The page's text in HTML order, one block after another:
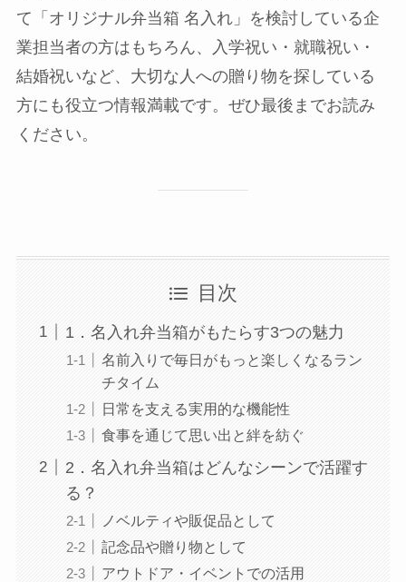
て「オリジナル弁当箱 名入れ」を検討している企
業担当者の方はもちろん、入学祝い・就職祝い・
結婚祝いなど、大切な人への贈り物を探している
方にも役立つ情報満載です。ぜひ最後までお読み
ください。
目次
1．名入れ弁当箱がもたらす3つの魅力
名前入りで毎日がもっと楽しくなるラン
チタイム
日常を支える実用的な機能性
食事を通じて思い出と絆を紡ぐ
2．名入れ弁当箱はどんなシーンで活躍す
る？
ノベルティや販促品として
記念品や贈り物として
アウトドア・イベントでの活用